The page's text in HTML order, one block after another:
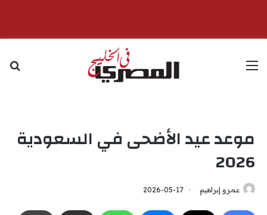
القائمة
موعد عيد الأضحى في السعودية
2026
عمرو إبراهيم 2026-05-17